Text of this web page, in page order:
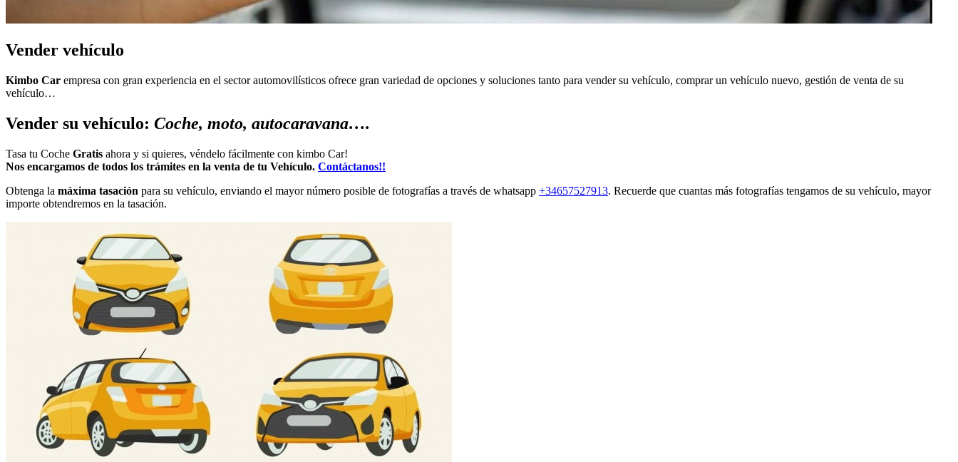
Vender vehículo
Kimbo Car empresa con gran experiencia en el sector automovilísticos ofrece gran variedad de opciones y soluciones tanto para vender su vehículo, comprar un vehículo nuevo, gestión de venta de su
vehículo…
Vender su vehículo: Coche, moto, autocaravana….
Tasa tu Coche Gratis ahora y si quieres, véndelo fácilmente con kimbo Car!
Nos encargamos de todos los trámites en la venta de tu Vehículo. Contáctanos!!
Obtenga la máxima tasación para su vehículo, enviando el mayor número posible de fotografías a través de whatsapp +34657527913. Recuerde que cuantas más fotografías tengamos de su vehículo, mayor
importe obtendremos en la tasación.